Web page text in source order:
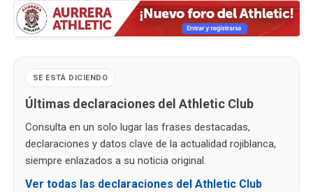
SE ESTÁ DICIENDO
Últimas declaraciones del Athletic Club
Consulta en un solo lugar las frases destacadas,
declaraciones y datos clave de la actualidad rojiblanca,
siempre enlazados a su noticia original.
Ver todas las declaraciones del Athletic Club